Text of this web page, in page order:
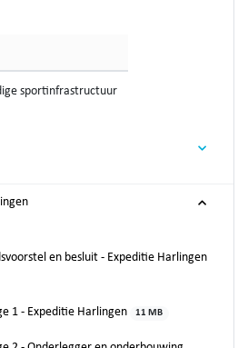
sportinfrastructuur
en besluit - Expeditie Harlingen
1 - Expeditie Harlingen 11 MB